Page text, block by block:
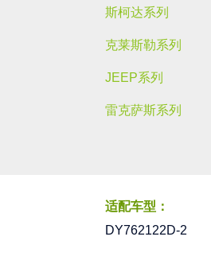
斯柯达系列
克莱斯勒系列
JEEP系列
雷克萨斯系列
适配车型：
DY762122D-2